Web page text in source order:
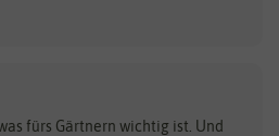
Dürr-Samen
fürs Gärtnern wichtig ist. Und